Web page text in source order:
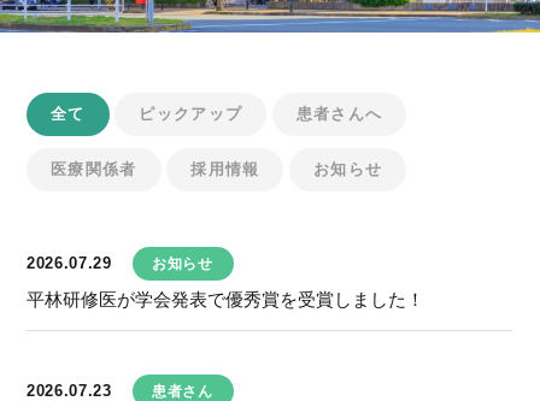
全て ピックアップ 患者さんへ
医療関係者 採用情報 お知らせ
2026.07.29 お知らせ
平林研修医が学会発表で優秀賞を受賞しました！
2026.07.23 患者さん